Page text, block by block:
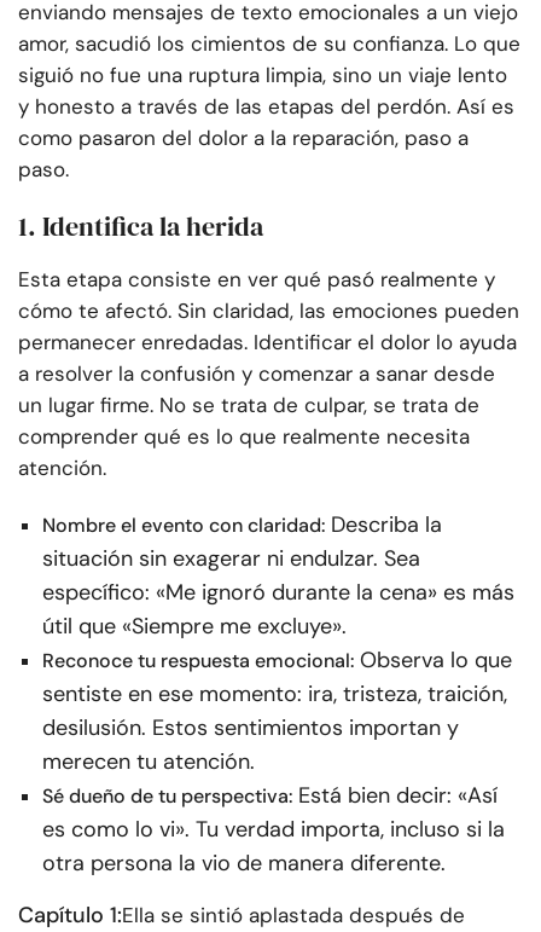
enviando mensajes de texto emocionales a un viejo
amor, sacudió los cimientos de su confianza. Lo que
siguió no fue una ruptura limpia, sino un viaje lento
y honesto a través de las etapas del perdón. Así es
como pasaron del dolor a la reparación, paso a
paso.
1. Identifica la herida
Esta etapa consiste en ver qué pasó realmente y
cómo te afectó. Sin claridad, las emociones pueden
permanecer enredadas. Identificar el dolor lo ayuda
a resolver la confusión y comenzar a sanar desde
un lugar firme. No se trata de culpar, se trata de
comprender qué es lo que realmente necesita
atención.
Nombre el evento con claridad: Describa la
situación sin exagerar ni endulzar. Sea
específico: «Me ignoró durante la cena» es más
útil que «Siempre me excluye».
Reconoce tu respuesta emocional: Observa lo que
sentiste en ese momento: ira, tristeza, traición,
desilusión. Estos sentimientos importan y
merecen tu atención.
Sé dueño de tu perspectiva: Está bien decir: «Así
es como lo vi». Tu verdad importa, incluso si la
otra persona la vio de manera diferente.
Capítulo 1:Ella se sintió aplastada después de